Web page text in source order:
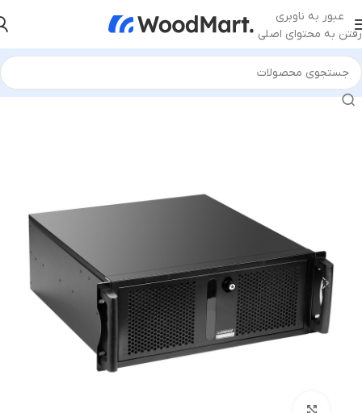
عبور به ناوبری
رفتن به محتوای اصلی
خانه/قطعات کامپیوتر/کیس